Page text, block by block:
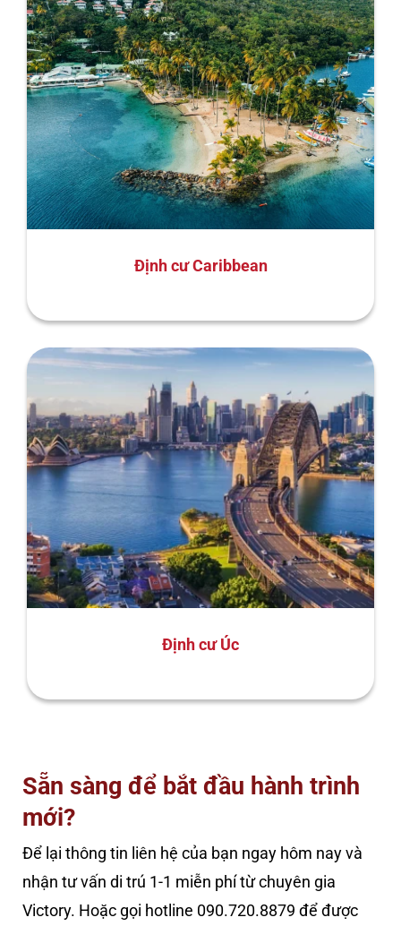
Định cư Caribbean
Định cư Úc
Sẵn sàng để bắt đầu hành trình
mới?
Để lại thông tin liên hệ của bạn ngay hôm nay và
nhận tư vấn di trú 1-1 miễn phí từ chuyên gia
Victory. Hoặc gọi hotline 090.720.8879 để được